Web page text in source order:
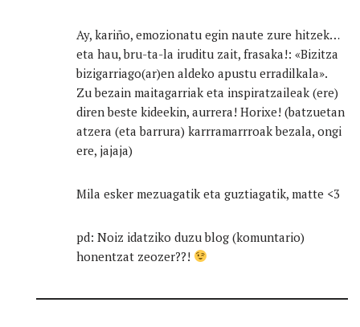
Ay, kariño, emozionatu egin naute zure hitzek…
eta hau, bru-ta-la iruditu zait, frasaka!: «Bizitza
bizigarriago(ar)en aldeko apustu erradilkala».
Zu bezain maitagarriak eta inspiratzaileak (ere)
diren beste kideekin, aurrera! Horixe! (batzuetan
atzera (eta barrura) karrramarrroak bezala, ongi
ere, jajaja)
Mila esker mezuagatik eta guztiagatik, matte <3
pd: Noiz idatziko duzu blog (komuntario)
honentzat zeozer??!